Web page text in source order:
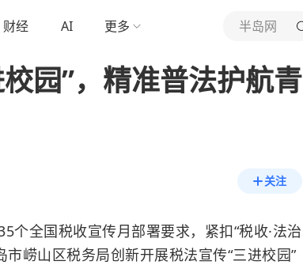
财经 AI 更多 半岛网
园”，精准普法护航青
关注
个全国税收宣传月部署要求，紧扣“税收·法治
市崂山区税务局创新开展税法宣传“三进校园”